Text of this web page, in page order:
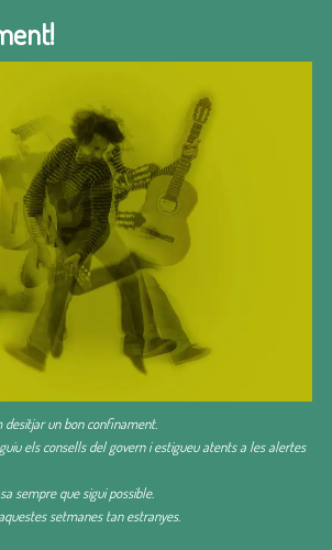
desitjar un bon confinament.
els consells del govern i estigueu atents a les alertes
sempre que sigui possible.
setmanes tan estranyes.